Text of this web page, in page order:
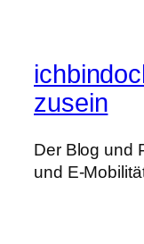
zusein
Der Blog und
und E-